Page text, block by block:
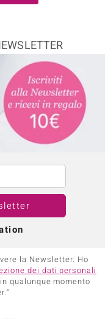
la Newsletter. Ho
dei dati personali
qualunque momento